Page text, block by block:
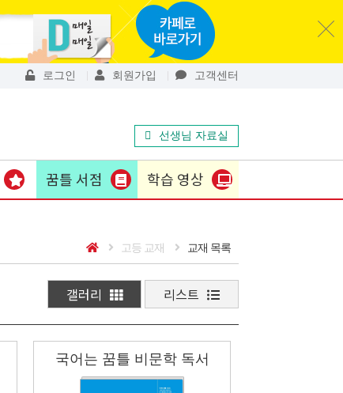
로그인 회원가입 고객센터
선생님 자료실
꿈틀 서점 학습 영상
고등 교재 교재 목록
갤러리 리스트
국어는 꿈틀 비문학 독서